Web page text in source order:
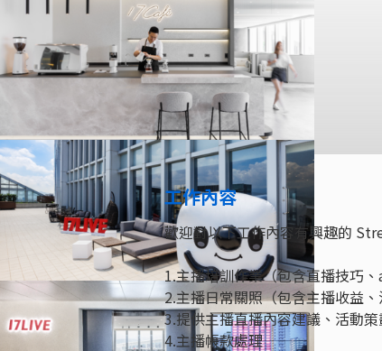
工作內容
歡迎對以下工作內容有興趣的
1.主播培訓作業（包含直播技巧
2.主播日常關照（包含主播收益
3.提供主播直播內容建議、活動策
4.主播帳款處理